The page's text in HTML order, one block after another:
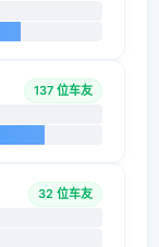
137 位车友
32 位车友